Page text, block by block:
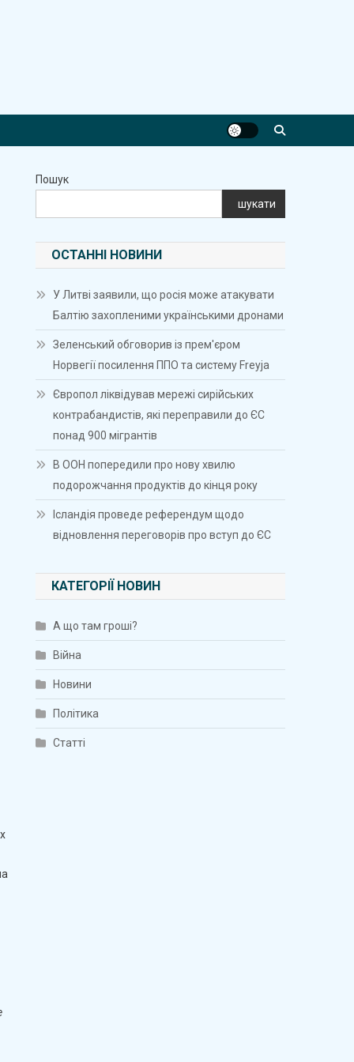
Пошук
шукати
ОСТАННІ НОВИНИ
У Литві заявили, що росія може атакувати
Балтію захопленими українськими дронами
Зеленський обговорив із прем'єром
Норвегії посилення ППО та систему Freyja
Європол ліквідував мережі сирійських
контрабандистів, які переправили до ЄС
понад 900 мігрантів
В ООН попередили про нову хвилю
подорожчання продуктів до кінця року
Ісландія проведе референдум щодо
відновлення переговорів про вступ до ЄС
КАТЕГОРІЇ НОВИН
А що там гроші?
Війна
Новини
Політика
Статті